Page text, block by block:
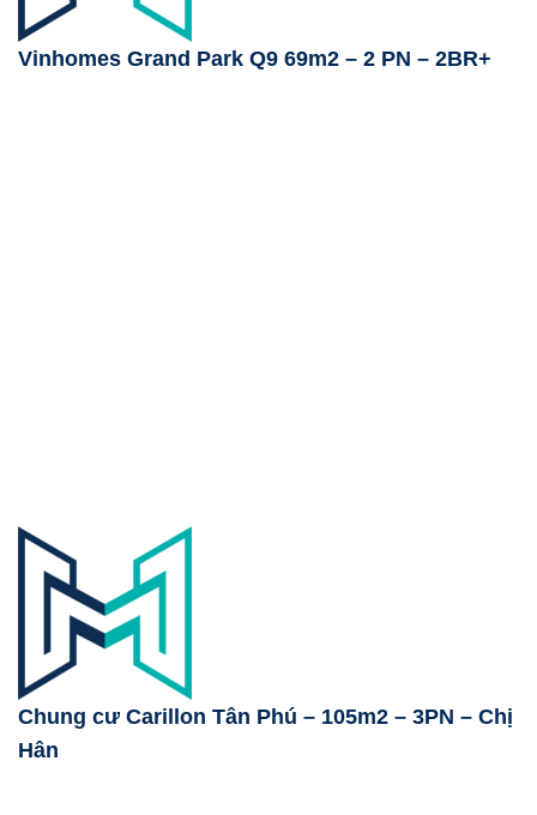
Vinhomes Grand Park Q9 69m2 – 2 PN – 2BR+
Chung cư Carillon Tân Phú – 105m2 – 3PN – Chị
Hân